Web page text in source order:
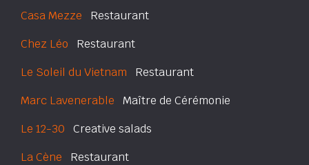
Casa Mezze Restaurant
Chez Léo Restaurant
Le Soleil du Vietnam Restaurant
Marc Lavenerable Maître de Cérémonie
Le 12-30 Creative salads
La Cène Restaurant